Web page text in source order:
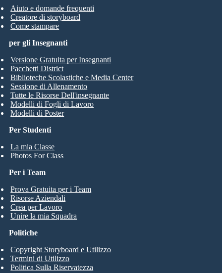
Aiuto e domande frequenti
Creatore di storyboard
Come stampare
Per Studenti
La mia Classe
Photos For Class
per gli Insegnanti
Versione Gratuita per Insegnanti
Pacchetti District
Biblioteche Scolastiche e Media Center
Sessione di Allenamento
Tutte le Risorse Dell'insegnante
Modelli di Fogli di Lavoro
Modelli di Poster
Per i Team
Prova Gratuita per i Team
Risorse Aziendali
Crea per Lavoro
Unire la mia Squadra
Politiche
Copyright Storyboard e Utilizzo
Termini di Utilizzo
Politica Sulla Riservatezza